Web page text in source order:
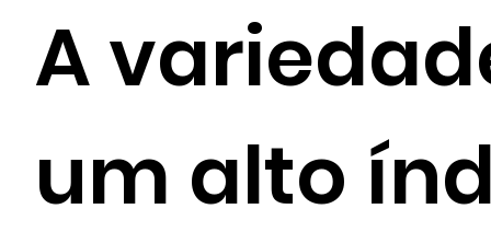
A
um alto